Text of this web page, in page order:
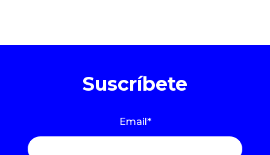
Suscríbete
Email*